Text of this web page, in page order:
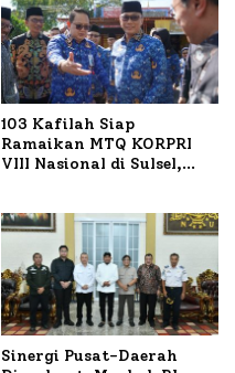
103 Kafilah Siap
Ramaikan MTQ KORPRI
VIII Nasional di Sulsel,
Sinergi Pusat-Daerah